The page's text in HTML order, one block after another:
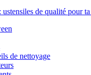
de qualité pour
de nettoyage